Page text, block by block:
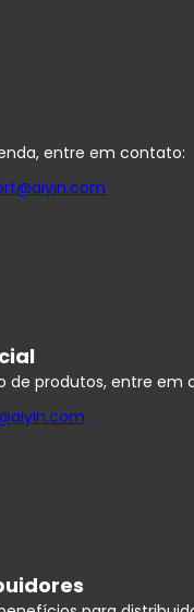
entre em contato:
de produtos, entre em